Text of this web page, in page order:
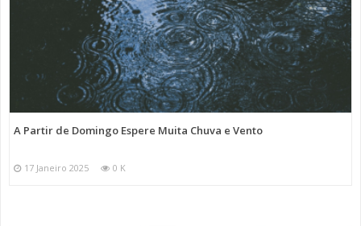
A Partir de Domingo Espere Muita Chuva e Vento
17 Janeiro 2025 0 K